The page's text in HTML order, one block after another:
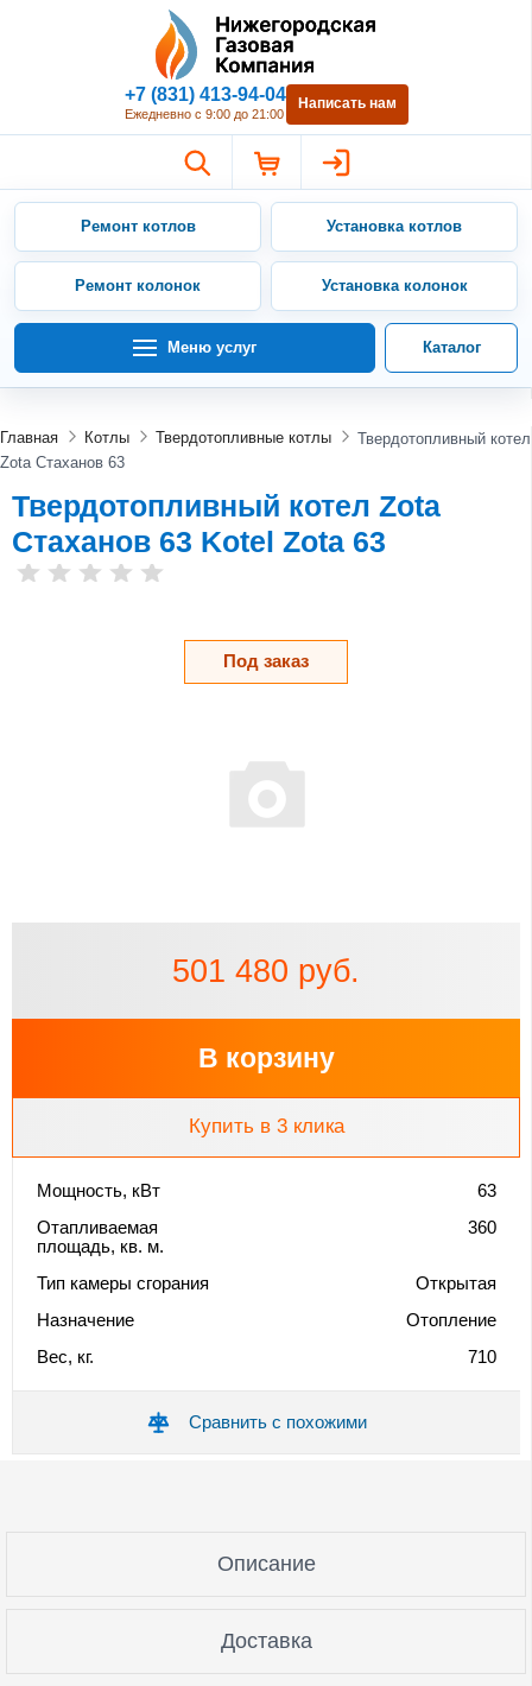
Нижегородская Газовая
+7 (831) 413-94-04
Ежедневно с 9:00 до 21:00
Написать нам
Ремонт котлов Установка котлов
Ремонт колонок Установка колонок
Меню услуг Каталог
Главная Котлы Твердотопливные котлы
Твердотопливный котел
Zota Стаханов 63
Твердотопливный котел Zota
Стаханов 63 Kotel Zota 63
Под заказ
501 480 руб.
В корзину
Купить в 3 клика
Мощность, кВт
63
Отапливаемая
площадь, кв. м.
360
Тип камеры сгорания
Открытая
Назначение
Отопление
Вес, кг.
710
Сравнить с похожими
Описание
Доставка